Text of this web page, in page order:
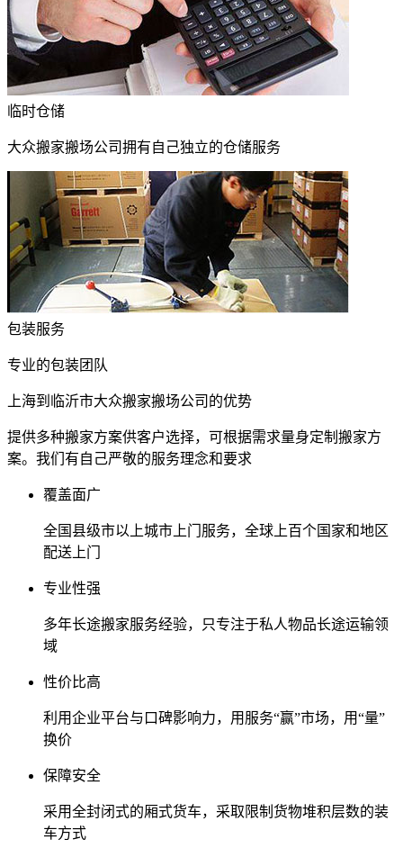
临时仓储
大众搬家搬场公司拥有自己独立的仓储服务
包装服务
专业的包装团队
上海到临沂市大众搬家搬场公司的优势
提供多种搬家方案供客户选择，可根据需求量身定制搬家方
案。我们有自己严敬的服务理念和要求
覆盖面广
全国县级市以上城市上门服务，全球上百个国家和地区
配送上门
专业性强
多年长途搬家服务经验，只专注于私人物品长途运输领
域
性价比高
利用企业平台与口碑影响力，用服务“赢”市场，用“量”
换价
保障安全
采用全封闭式的厢式货车，采取限制货物堆积层数的装
车方式